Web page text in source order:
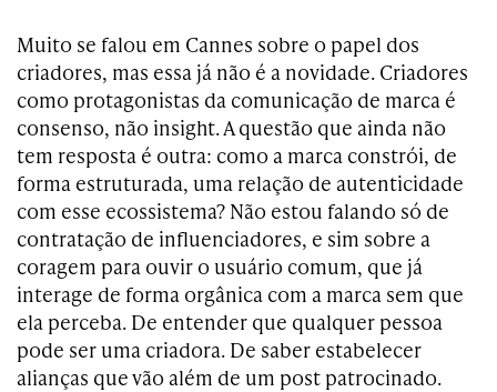
Muito se falou em Cannes sobre o papel dos
criadores, mas essa já não é a novidade. Criadores
como protagonistas da comunicação de marca é
consenso, não insight. A questão que ainda não
tem resposta é outra: como a marca constrói, de
forma estruturada, uma relação de autenticidade
com esse ecossistema? Não estou falando só de
contratação de influenciadores, e sim sobre a
coragem para ouvir o usuário comum, que já
interage de forma orgânica com a marca sem que
ela perceba. De entender que qualquer pessoa
pode ser uma criadora. De saber estabelecer
alianças que vão além de um post patrocinado.